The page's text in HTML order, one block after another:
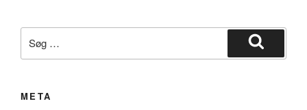
efter:
Søg
META